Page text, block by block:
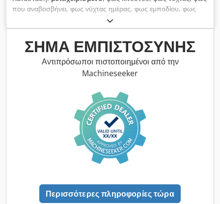
που αναβοσβήνει, φως νύχτας ημέρας, φως εμποδίου, φως
σήματος Dkjdpfefm T E Dsx Aptor -κατασκευαστής: lanthan,
φως απόφραξης -τύπος: HF102DC -αναβοσβήνει -ένα κομμάτι
διαθέσιμο -διαστάσεις: Ø 64 x 93 mm -Βάρος: 0,3 kg
ΣΉΜΑ ΕΜΠΙΣΤΟΣΎΝΗΣ
Αντιπρόσωποι πιστοποιημένοι από την
Machineseeker
Περισσότερες πληροφορίες τώρα